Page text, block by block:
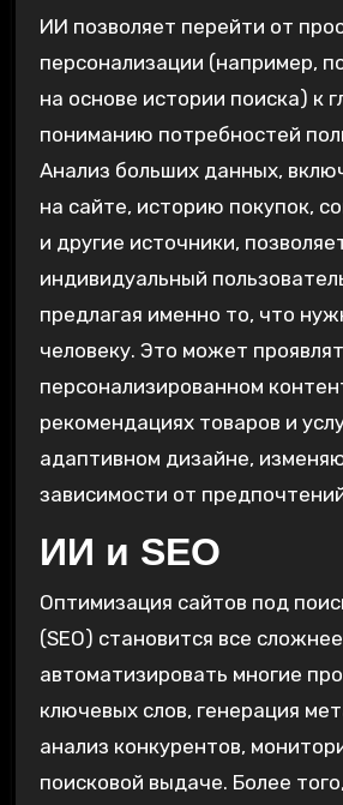
ИИ позволяет перейти от
персонализации (например,
на основе истории поиска) к
пониманию потребностей
Анализ больших данных,
на сайте, историю покупок,
и другие источники,
индивидуальный
предлагая именно то, что
человеку. Это может
персонализированном
рекомендациях товаров и
адаптивном дизайне,
зависимости от
ИИ и SEO
Оптимизация сайтов под
(SEO) становится все
автоматизировать многие
ключевых слов, генерация
анализ конкурентов,
поисковой выдаче. Более